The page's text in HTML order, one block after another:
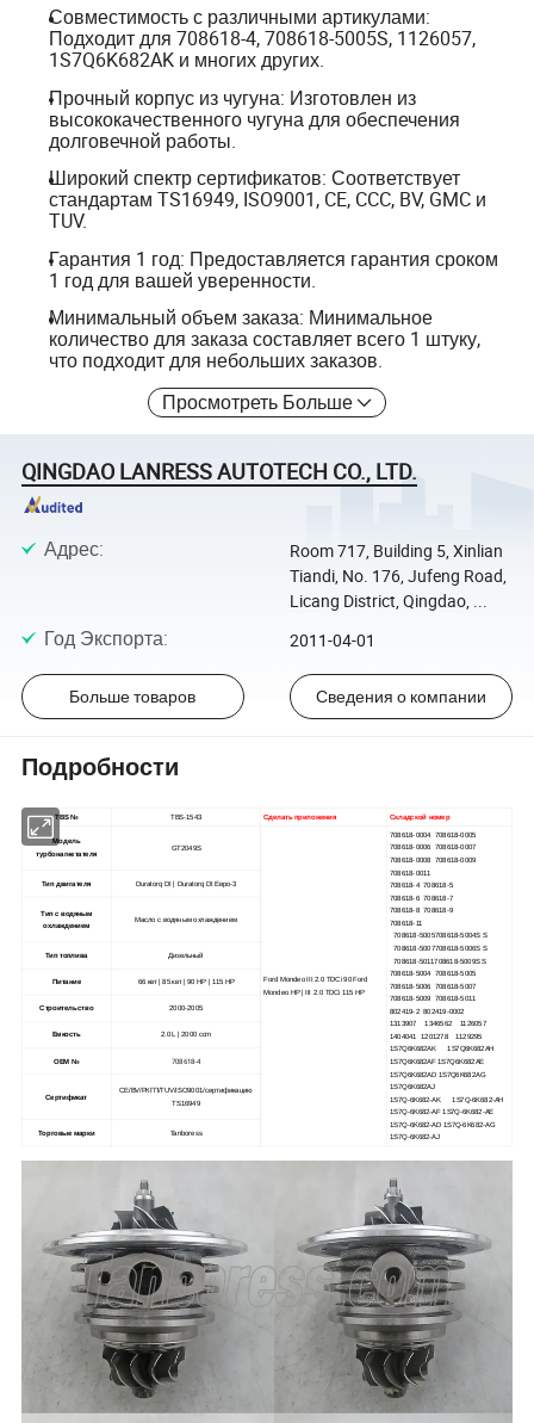
Совместимость с различными артикулами:
Подходит для 708618-4, 708618-5005S, 1126057,
1S7Q6K682AK и многих других.
Прочный корпус из чугуна: Изготовлен из
высококачественного чугуна для обеспечения
долговечной работы.
Широкий спектр сертификатов: Соответствует
стандартам TS16949, ISO9001, CE, CCC, BV, GMC и
TUV.
Гарантия 1 год: Предоставляется гарантия сроком
1 год для вашей уверенности.
Минимальный объем заказа: Минимальное
количество для заказа составляет всего 1 штуку,
что подходит для небольших заказов.
Просмотреть Больше
QINGDAO LANRESS AUTOTECH CO., LTD.
Адрес:
Room 717, Building 5, Xinlian
Tiandi, No. 176, Jufeng Road,
Licang District, Qingdao, ...
Год Экспорта: 2011-04-01
Больше товаров Сведения о компании
Подробности
TBS № TBS-1543 Сделать приложения Складской номер
Модель
турбонагнетателя
GT2049S
Ford Mondeo III 2.0 TDCi 90 Ford
Mondeo HP | III 2.0 TDCi 115 HP
708618-0004 708618-0005
708618-0006 708618-0007
708618-0008 708618-0009
708618-0011
708618-4 708618-5
708618-6 708618-7
708618-8 708618-9
708618-11
708618-5005708618-5004S S
708618-5007708618-5006S S
708618-5011708618-5009S S
708618-5004 708618-5005
708618-5006 708618-5007
708618-5009 708618-5011
802419-2 802419-0002
1313907 1346562 1126057
1404041 1201278 1129295
1S7Q6K682AK 1S7Q6K682AH
1S7Q6K682AF 1S7Q6K682AE
1S7Q6K682AD 1S7Q6K682AG
1S7Q6K682AJ
1S7Q-6K682-AK 1S7Q-6K682-AH
1S7Q-6K682-AF 1S7Q-6K682-AE
1S7Q-6K682-AD 1S7Q-6K682-AG
1S7Q-6K682-AJ
Тип двигателя Duratorq DI | Duratorq DI Евро-3
Тип с водяным
охлаждением
Масло с водяным охлаждением
Тип топлива Дизельный
Питание 66 квт | 85 квт | 90 HP | 115 HP
Строительство 2000-2005
Емкость 2.0 L | 2000 ccm
OEM № 708618-4
Сертификат
CE/BV/РКГП/TUV/ISO9001/сертификацию
TS16949
Торговые марки Tanboress